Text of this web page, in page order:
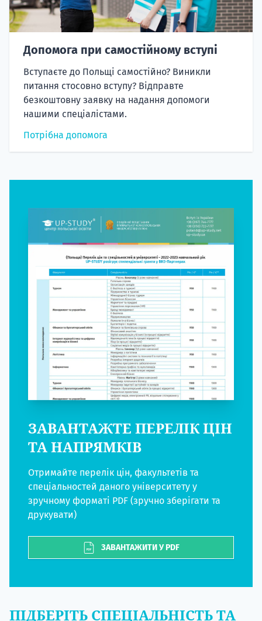
Допомога при самостійному вступі
Вступаєте до Польщі самостійно? Виникли
питання стосовно вступу? Відправте
безкоштовну заявку на надання допомоги
нашими спеціалістами.
Потрібна допомога
ЗАВАНТАЖТЕ ПЕРЕЛІК ЦІН
ТА НАПРЯМКІВ
Отримайте перелік цін, факультетів та
спеціальностей даного університету у
зручному форматі PDF (зручно зберігати та
друкувати)
ЗАВАНТАЖИТИ У PDF
ПІДБЕРІТЬ СПЕЦІАЛЬНІСТЬ ТА